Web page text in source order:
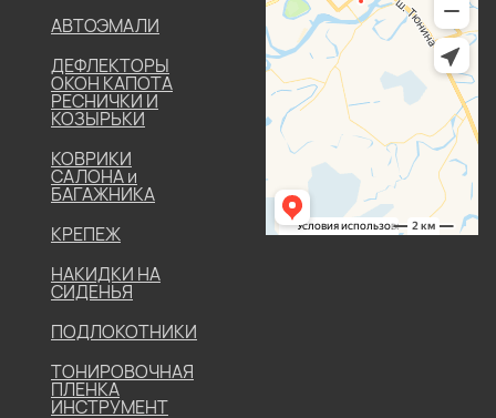
АВТОЭМАЛИ
ДЕФЛЕКТОРЫ
ОКОН КАПОТА
РЕСНИЧКИ И
КОЗЫРЬКИ
КОВРИКИ
САЛОНА и
БАГАЖНИКА
КРЕПЕЖ
НАКИДКИ НА
СИДЕНЬЯ
ПОДЛОКОТНИКИ
ТОНИРОВОЧНАЯ
ПЛЕНКА
ИНСТРУМЕНТ